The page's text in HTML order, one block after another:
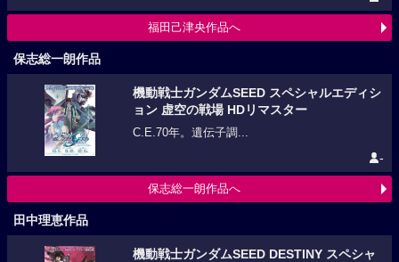
福田己津央作品へ
保志総一朗作品
機動戦士ガンダムSEED スペシャルエディシ
ョン 虚空の戦場 HDリマスター
C.E.70年。遺伝子調...
-
保志総一朗作品へ
田中理恵作品
機動戦士ガンダムSEED DESTINY スペシャ